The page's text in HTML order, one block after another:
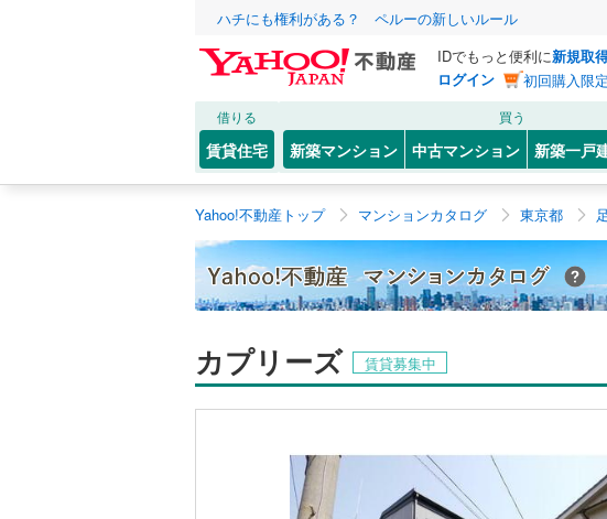
ハチにも権利がある？ ペルーの新しいルール
IDでもっと便利に新規取
ログイン
初回購入限
借りる
賃貸住宅
買う
新築マンション 中古マンション 新築一戸
Yahoo!不動産トップ マンションカタログ 東京都
Yahoo!
カプリーズ 賃貸募集中